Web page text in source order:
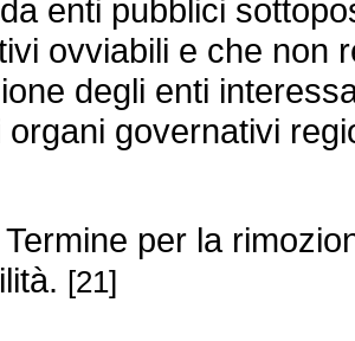
enti pubblici
ovviabili e che non
degli enti
organi governativi
Termine per la
[21]